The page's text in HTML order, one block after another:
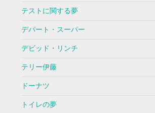
テストに関する夢
デパート・スーパー
デビッド・リンチ
テリー伊藤
ドーナツ
トイレの夢